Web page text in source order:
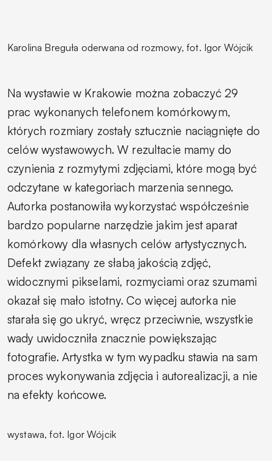
Karolina Breguła oderwana od rozmowy, fot. Igor Wójcik
Na wystawie w Krakowie można zobaczyć 29
prac wykonanych telefonem komórkowym,
których rozmiary zostały sztucznie naciągnięte do
celów wystawowych. W rezultacie mamy do
czynienia z rozmytymi zdjęciami, które mogą być
odczytane w kategoriach marzenia sennego.
Autorka postanowiła wykorzystać współcześnie
bardzo popularne narzędzie jakim jest aparat
komórkowy dla własnych celów artystycznych.
Defekt związany ze słabą jakością zdjęć,
widocznymi pikselami, rozmyciami oraz szumami
okazał się mało istotny. Co więcej autorka nie
starała się go ukryć, wręcz przeciwnie, wszystkie
wady uwidoczniła znacznie powiększając
fotografie. Artystka w tym wypadku stawia na sam
proces wykonywania zdjęcia i autorealizacji, a nie
na efekty końcowe.
wystawa, fot. Igor Wójcik